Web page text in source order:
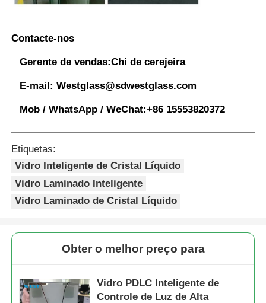
Contacte-nos
Gerente de vendas:Chi de cerejeira
E-mail: Westglass@sdwestglass.com
Mob / WhatsApp / WeChat:+86 15553820372
Etiquetas:
Vidro Inteligente de Cristal Líquido
Vidro Laminado Inteligente
Vidro Laminado de Cristal Líquido
Obter o melhor preço para
Vidro PDLC Inteligente de
Controle de Luz de Alta